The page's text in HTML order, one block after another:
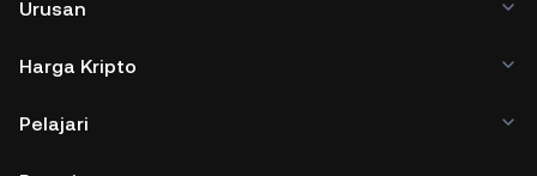
Urusan
Harga Kripto
Pelajari